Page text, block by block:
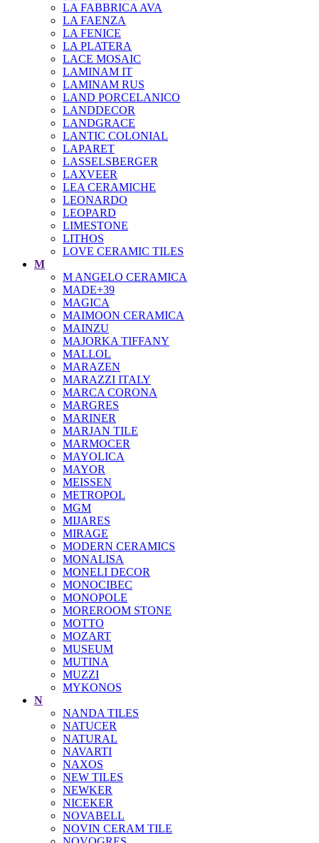
LA FABBRICA AVA
LA FAENZA
LA FENICE
LA PLATERA
LACE MOSAIC
LAMINAM IT
LAMINAM RUS
LAND PORCELANICO
LANDDECOR
LANDGRACE
LANTIC COLONIAL
LAPARET
LASSELSBERGER
LAXVEER
LEA CERAMICHE
LEONARDO
LEOPARD
LIMESTONE
LITHOS
LOVE CERAMIC TILES
M
M ANGELO CERAMICA
MADE+39
MAGICA
MAIMOON CERAMICA
MAINZU
MAJORKA TIFFANY
MALLOL
MARAZEN
MARAZZI ITALY
MARCA CORONA
MARGRES
MARINER
MARJAN TILE
MARMOCER
MAYOLICA
MAYOR
MEISSEN
METROPOL
MGM
MIJARES
MIRAGE
MODERN CERAMICS
MONALISA
MONELI DECOR
MONOCIBEC
MONOPOLE
MOREROOM STONE
MOTTO
MOZART
MUSEUM
MUTINA
MUZZI
MYKONOS
N
NANDA TILES
NATUCER
NATURAL
NAVARTI
NAXOS
NEW TILES
NEWKER
NICEKER
NOVABELL
NOVIN CERAM TILE